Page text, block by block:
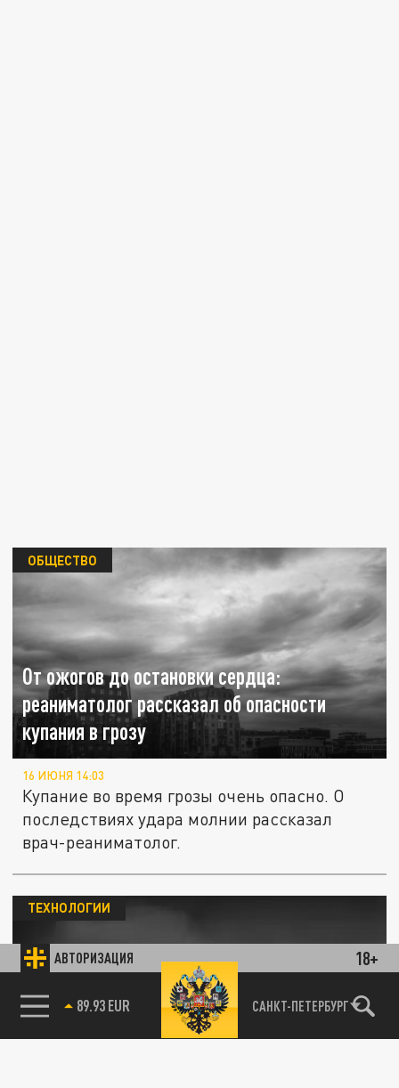
АВТОРИЗАЦИЯ 18+
85.64 BRENT САНКТ-ПЕТЕРБУРГ
От ожогов до остановки сердца:
реаниматолог рассказал об опасности
купания в грозу
ОБЩЕСТВО
16 ИЮНЯ 14:03
Купание во время грозы очень опасно. О
последствиях удара молнии рассказал
врач-реаниматолог.
ТЕХНОЛОГИИ